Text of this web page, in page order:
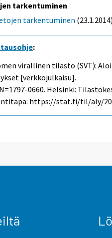
tarkentuminen
tarkentuminen (23.1.2014)
:
virallinen tilasto (SVT):
[verkkojulkaisu].
0660. Helsinki:
https://stat.fi/til/aly/